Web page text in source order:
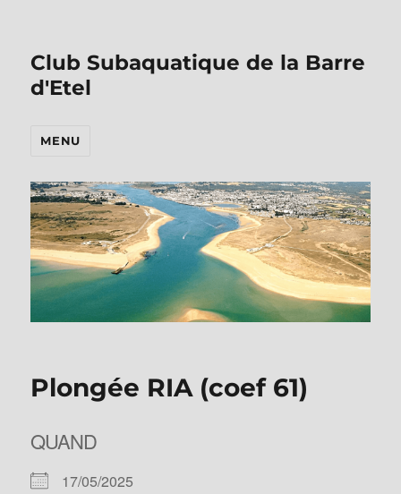
Club Subaquatique de la Barre
d'Etel
MENU
Plongée RIA (coef 61)
QUAND
17/05/2025